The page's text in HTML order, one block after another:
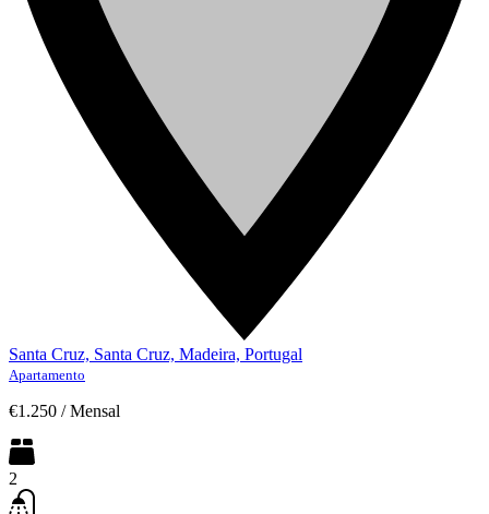
Santa Cruz, Santa Cruz, Madeira, Portugal
Apartamento
€1.250 / Mensal
2